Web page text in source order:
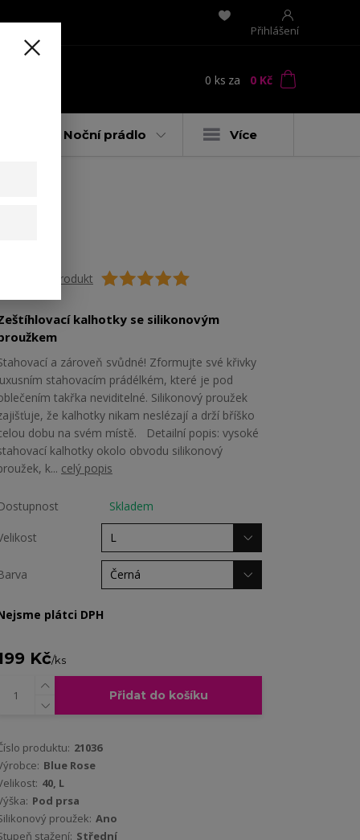
Přihlášení
0 ks za 0 Kč
Noční prádlo Více
Ohodnotit produkt
kalhotky se silikonovým
a zároveň svůdné! Zformujte své křivky
stahovacím prádélkém, které je pod
takřka neviditelné. Silikonový proužek
že kalhotky nikam neslézají a drží bříško
dobu na svém místě. Detailní popis: vysoké
kalhotky okolo obvodu silikonový
k... celý popis
Skladem
plátci DPH
Kč/ks
Přidat do košíku
produktu: 21036
Blue Rose
40, L
Pod prsa
proužek: Ano
stažení: Střední